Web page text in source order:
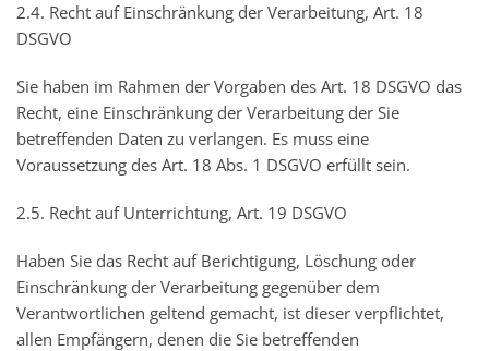
2.4. Recht auf Einschränkung der Verarbeitung, Art. 18
DSGVO
Sie haben im Rahmen der Vorgaben des Art. 18 DSGVO das
Recht, eine Einschränkung der Verarbeitung der Sie
betreffenden Daten zu verlangen. Es muss eine
Voraussetzung des Art. 18 Abs. 1 DSGVO erfüllt sein.
2.5. Recht auf Unterrichtung, Art. 19 DSGVO
Haben Sie das Recht auf Berichtigung, Löschung oder
Einschränkung der Verarbeitung gegenüber dem
Verantwortlichen geltend gemacht, ist dieser verpflichtet,
allen Empfängern, denen die Sie betreffenden